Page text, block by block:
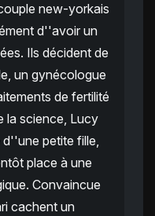
new-yorkais
d''avoir un
Ils décident de
un gynécologue
de fertilité
la science, Lucy
petite fille,
place à une
Convaincue
cachent un